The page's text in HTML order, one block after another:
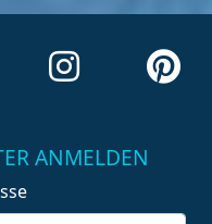
ANMELDEN